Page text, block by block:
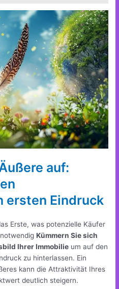
auf:
ersten Eindruck
Erste, was potenzielle Käufer
notwendigKümmern Sie sich
Ihrer Immobilie um auf den
zu hinterlassen. Ein
kann die Attraktivität Ihres
deutlich steigern.